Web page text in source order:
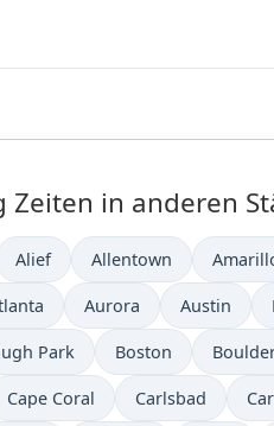
in anderen
Alief Allentown
Aurora Austin
Park Boston
Cape Coral Carlsbad